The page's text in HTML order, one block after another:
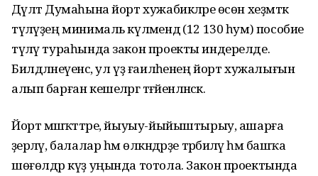
Дәүләт Думаһына йорт хужабикәләре өсөн хеҙмәткә
түләүҙең минималь күләмендә (12 130 һум) пособие
түләү тураһында закон проекты индерелде.
Билдәләнеүенсә, ул үҙ ғаиләһенең йорт хужалығын
алып барған кешеләргә тәғәйенләнәсәк.
Йорт мәшәҡәттәре, йыуыу-йыйыштырыу, ашарға
әҙерләү, балалар һәм өлкәндәрҙе тәрбиәләү һәм башҡа
шөғөлдәр күҙ уңында тотола. Закон проектында